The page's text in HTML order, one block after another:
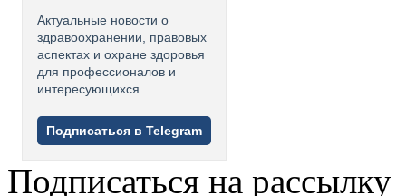
Актуальные новости о
здравоохранении, правовых
аспектах и охране здоровья
для профессионалов и
интересующихся
Подписаться в Telegram
Подписаться на рассылку